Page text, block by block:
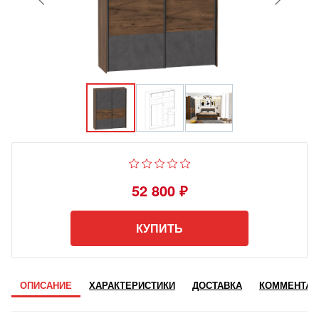
52 800 ₽
КУПИТЬ
ОПИСАНИЕ ХАРАКТЕРИСТИКИ ДОСТАВКА